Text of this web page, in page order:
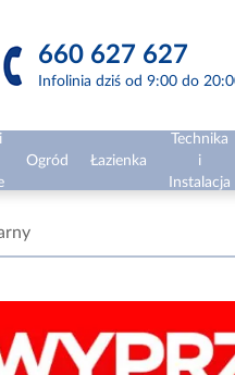
660 627 627
Infolinia dziś od 9:00 do
Ogród Łazienka
Technika
i
Instalacja